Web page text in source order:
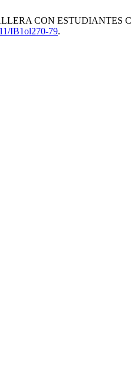
CON ESTUDIANTES
IB1ol270-79.